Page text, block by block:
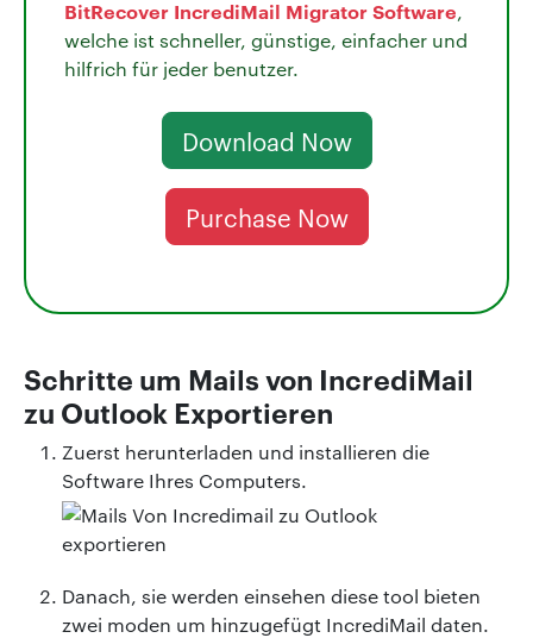
BitRecover IncrediMail Migrator Software,
welche ist schneller, günstige, einfacher und
hilfrich für jeder benutzer.
Download Now
Purchase Now
Schritte um Mails von IncrediMail
zu Outlook Exportieren
Zuerst herunterladen und installieren die
Software Ihres Computers.
Danach, sie werden einsehen diese tool bieten
zwei moden um hinzugefügt IncrediMail daten.